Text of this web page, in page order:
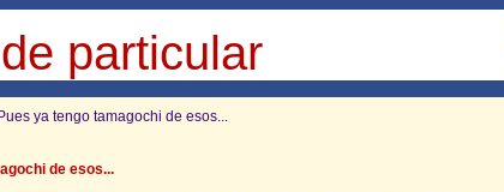
particular
ya tengo tamagochi de esos...
de esos...